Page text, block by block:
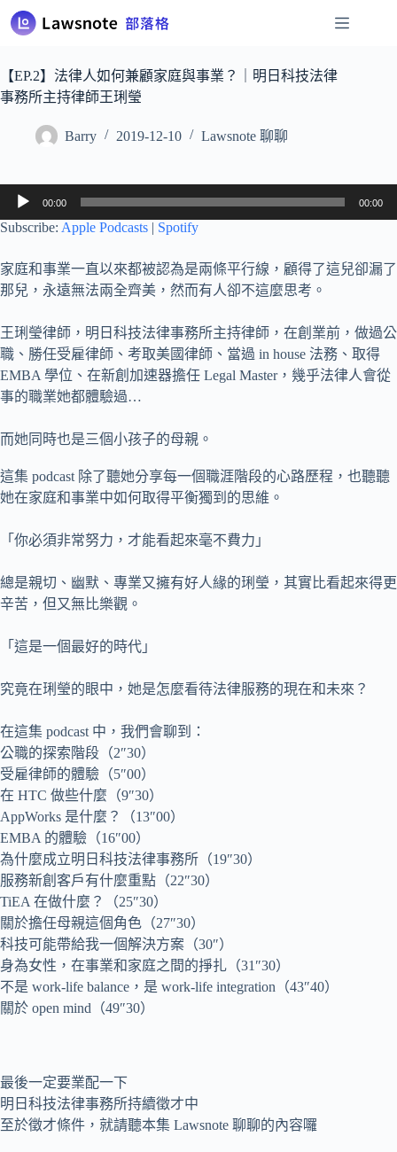
至
要
內
【EP.2】法律人如何兼顧家庭與事業？｜明日科技法律
事務所主持律師王琍瑩
Barry 2019-12-10 Lawsnote 聊聊
訊
放
器
00:00 00:00
Subscribe: Apple Podcasts | Spotify
家庭和事業一直以來都被認為是兩條平行線，顧得了這兒卻漏了
那兒，永遠無法兩全齊美，然而有人卻不這麼思考。
王琍瑩律師，明日科技法律事務所主持律師，在創業前，做過公
職、勝任受雇律師、考取美國律師、當過 in house 法務、取得
EMBA 學位、在新創加速器擔任 Legal Master，幾乎法律人會從
事的職業她都體驗過…
而她同時也是三個小孩子的母親。
這集 podcast 除了聽她分享每一個職涯階段的心路歷程，也聽聽
她在家庭和事業中如何取得平衡獨到的思維。
「你必須非常努力，才能看起來毫不費力」
總是親切、幽默、專業又擁有好人緣的琍瑩，其實比看起來得更
辛苦，但又無比樂觀。
「這是一個最好的時代」
究竟在琍瑩的眼中，她是怎麼看待法律服務的現在和未來？
在這集 podcast 中，我們會聊到：
公職的探索階段（2″30）
受雇律師的體驗（5″00）
在 HTC 做些什麼（9″30）
AppWorks 是什麼？（13″00）
EMBA 的體驗（16″00）
為什麼成立明日科技法律事務所（19″30）
服務新創客戶有什麼重點（22″30）
TiEA 在做什麼？（25″30）
關於擔任母親這個角色（27″30）
科技可能帶給我一個解決方案（30″）
身為女性，在事業和家庭之間的掙扎（31″30）
不是 work-life balance，是 work-life integration（43″40）
關於 open mind（49″30）
最後一定要業配一下
明日科技法律事務所持續徵才中
至於徵才條件，就請聽本集 Lawsnote 聊聊的內容囉